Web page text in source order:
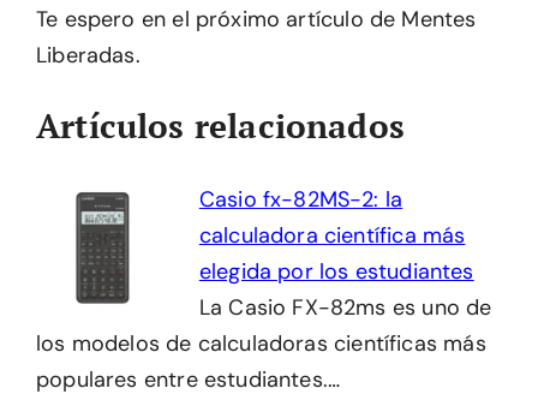
Te espero en el próximo artículo de Mentes
Liberadas.
Artículos relacionados
Casio fx-82MS-2: la
calculadora científica más
elegida por los estudiantes
La Casio FX-82ms es uno de
los modelos de calculadoras científicas más
populares entre estudiantes.…